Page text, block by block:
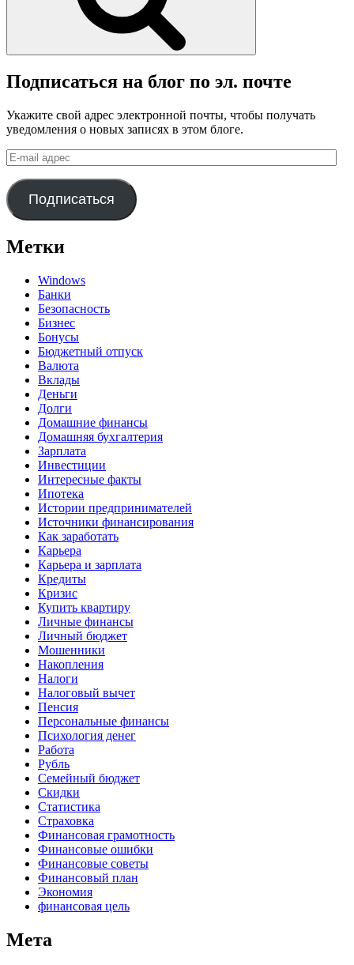
Подписаться на блог по эл. почте
Укажите свой адрес электронной почты, чтобы получать
уведомления о новых записях в этом блоге.
E-
mail
адрес
Подписаться
Метки
Windows
Банки
Безопасность
Бизнес
Бонусы
Бюджетный отпуск
Валюта
Вклады
Деньги
Долги
Домашние финансы
Домашняя бухгалтерия
Зарплата
Инвестиции
Интересные факты
Ипотека
Истории предпринимателей
Источники финансирования
Как заработать
Карьера
Карьера и зарплата
Кредиты
Кризис
Купить квартиру
Личные финансы
Личный бюджет
Мошенники
Накопления
Налоги
Налоговый вычет
Пенсия
Персональные финансы
Психология денег
Работа
Рубль
Семейный бюджет
Скидки
Статистика
Страховка
Финансовая грамотность
Финансовые ошибки
Финансовые советы
Финансовый план
Экономия
финансовая цель
Мета